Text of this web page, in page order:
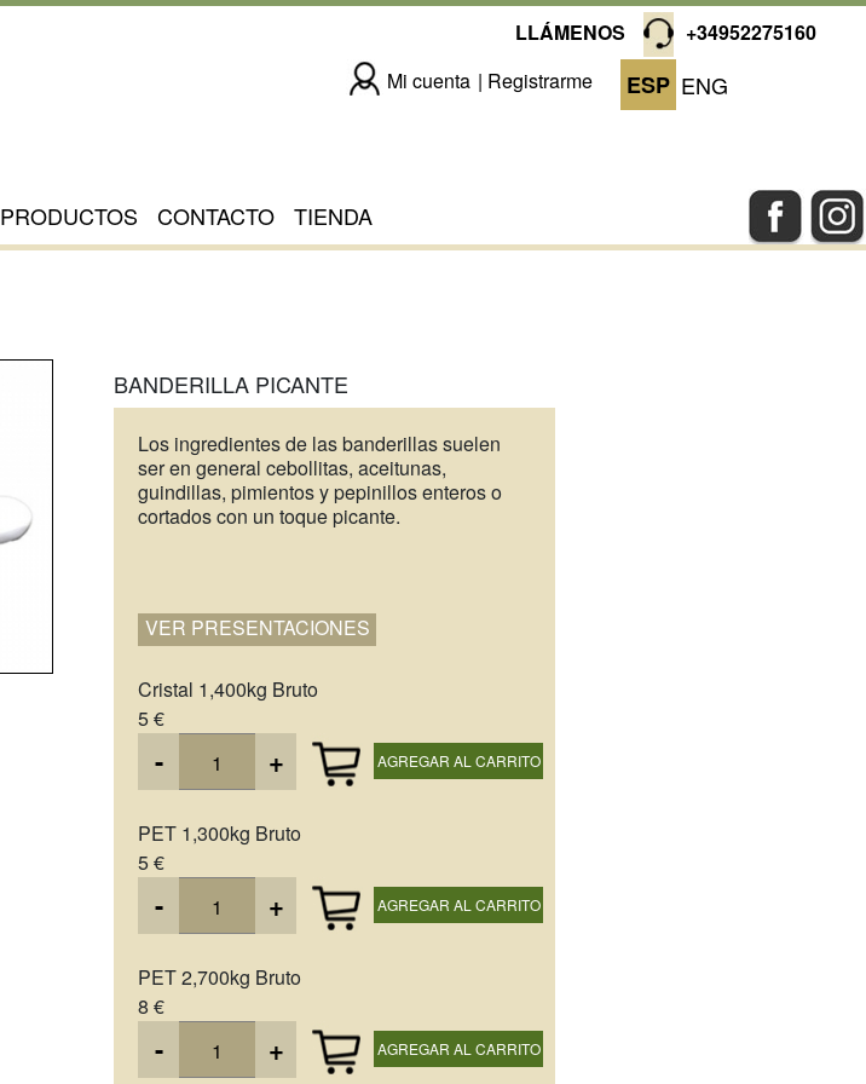
LLÁMENOS
+34952275160
Mi cuenta
Registrarme ESP ENG
PRODUCTOS CONTACTO TIENDA
BANDERILLA PICANTE
Los ingredientes de las banderillas suelen
ser en general cebollitas, aceitunas,
guindillas, pimientos y pepinillos enteros o
cortados con un toque picante.
VER PRESENTACIONES
Cristal 1,400kg Bruto
5 €
- + AGREGAR AL CARRITO
PET 1,300kg Bruto
5 €
- + AGREGAR AL CARRITO
PET 2,700kg Bruto
8 €
- + AGREGAR AL CARRITO